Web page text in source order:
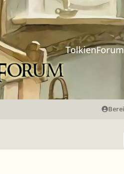
TolkienForum